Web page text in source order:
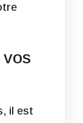
il est